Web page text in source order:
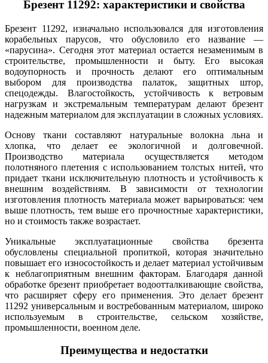
Брезент 11292: характеристики и свойства
Брезент 11292, изначально использовался для изготовления
корабельных парусов, что обусловило его название —
«парусина». Сегодня этот материал остается незаменимым в
строительстве, промышленности и быту. Его высокая
водоупорность и прочность делают его оптимальным
выбором для производства палаток, защитных штор,
спецодежды. Влагостойкость, устойчивость к ветровым
нагрузкам и экстремальным температурам делают брезент
надежным материалом для эксплуатации в сложных условиях.
Основу ткани составляют натуральные волокна льна и
хлопка, что делает ее экологичной и долговечной.
Производство материала осуществляется методом
полотняного плетения с использованием толстых нитей, что
придает ткани исключительную плотность и устойчивость к
внешним воздействиям. В зависимости от технологии
изготовления плотность материала может варьироваться: чем
выше плотность, тем выше его прочностные характеристики,
но и стоимость также возрастает.
Уникальные эксплуатационные свойства брезента
обусловлены специальной пропиткой, которая значительно
повышает его износостойкость и делает материал устойчивым
к неблагоприятным внешним факторам. Благодаря данной
обработке брезент приобретает водоотталкивающие свойства,
что расширяет сферу его применения. Это делает брезент
11292 универсальным и востребованным материалом, широко
используемым в строительстве, сельском хозяйстве,
промышленности, военном деле.
Преимущества и недостатки